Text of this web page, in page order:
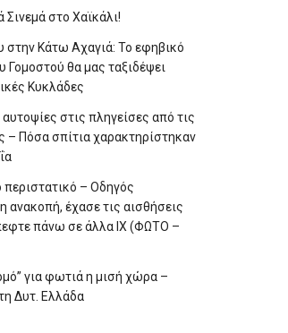
Σινεμά στο Χαϊκάλι!
στην Κάτω Αχαγιά: Το εφηβικό
Γομοστού θα μας ταξιδέψει
Κυκλάδες
στις πληγείσες από τις
– Πόσα σπίτια χαρακτηρίστηκαν
περιστατικό – Οδηγός
έχασε τις αισθήσεις
πάνω σε άλλα ΙΧ (ΦΩΤΟ –
για φωτιά η μισή χώρα –
Δυτ. Ελλάδα